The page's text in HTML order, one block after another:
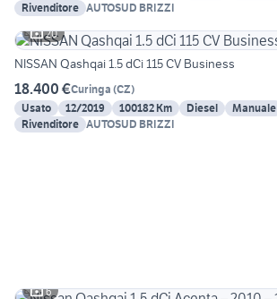
Rivenditore AUTOSUD BRIZZI
20
NISSAN Qashqai 1.5 dCi 115 CV Business
18.400 €Curinga (CZ)
Usato
12/2019 100182 Km Diesel Manuale
Rivenditore AUTOSUD BRIZZI
6